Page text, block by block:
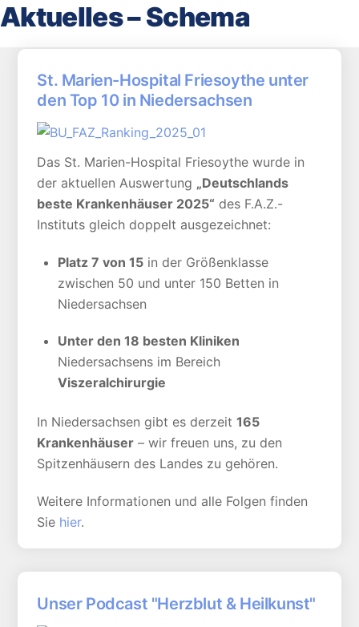
Aktuelles – Schema
St. Marien-Hospital Friesoythe unter
den Top 10 in Niedersachsen
Das St. Marien-Hospital Friesoythe wurde in
der aktuellen Auswertung „Deutschlands
beste Krankenhäuser 2025“ des F.A.Z.-
Instituts gleich doppelt ausgezeichnet:
Platz 7 von 15 in der Größenklasse
zwischen 50 und unter 150 Betten in
Niedersachsen
Unter den 18 besten Kliniken
Niedersachsens im Bereich
Viszeralchirurgie
In Niedersachsen gibt es derzeit165
Krankenhäuser – wir freuen uns, zu den
Spitzenhäusern des Landes zu gehören.
Weitere Informationen und alle Folgen finden
Sie hier.
Unser Podcast "Herzblut & Heilkunst"